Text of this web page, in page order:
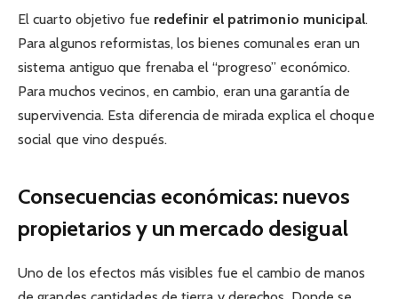
El cuarto objetivo fue redefinir el patrimonio municipal.
Para algunos reformistas, los bienes comunales eran un
sistema antiguo que frenaba el “progreso” económico.
Para muchos vecinos, en cambio, eran una garantía de
supervivencia. Esta diferencia de mirada explica el choque
social que vino después.
Consecuencias económicas: nuevos
propietarios y un mercado desigual
Uno de los efectos más visibles fue el cambio de manos